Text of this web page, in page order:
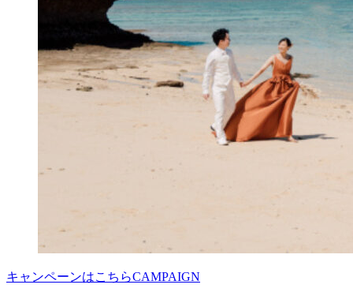
キャンペーンはこちらCAMPAIGN